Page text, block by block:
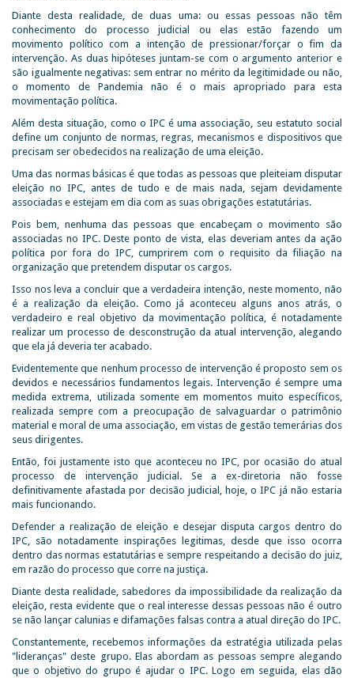
Diante desta realidade, de duas uma: ou essas pessoas não têm
conhecimento do processo judicial ou elas estão fazendo um
movimento político com a intenção de pressionar/forçar o fim da
intervenção. As duas hipóteses juntam-se com o argumento anterior e
são igualmente negativas: sem entrar no mérito da legitimidade ou não,
o momento de Pandemia não é o mais apropriado para esta
movimentação política.
Além desta situação, como o IPC é uma associação, seu estatuto social
define um conjunto de normas, regras, mecanismos e dispositivos que
precisam ser obedecidos na realização de uma eleição.
Uma das normas básicas é que todas as pessoas que pleiteiam disputar
eleição no IPC, antes de tudo e de mais nada, sejam devidamente
associadas e estejam em dia com as suas obrigações estatutárias.
Pois bem, nenhuma das pessoas que encabeçam o movimento são
associadas no IPC. Deste ponto de vista, elas deveriam antes da ação
política por fora do IPC, cumprirem com o requisito da filiação na
organização que pretendem disputar os cargos.
Isso nos leva a concluir que a verdadeira intenção, neste momento, não
é a realização da eleição. Como já aconteceu alguns anos atrás, o
verdadeiro e real objetivo da movimentação política, é notadamente
realizar um processo de desconstrução da atual intervenção, alegando
que ela já deveria ter acabado.
Evidentemente que nenhum processo de intervenção é proposto sem os
devidos e necessários fundamentos legais. Intervenção é sempre uma
medida extrema, utilizada somente em momentos muito específicos,
realizada sempre com a preocupação de salvaguardar o patrimônio
material e moral de uma associação, em vistas de gestão temerárias dos
seus dirigentes.
Então, foi justamente isto que aconteceu no IPC, por ocasião do atual
processo de intervenção judicial. Se a ex-diretoria não fosse
definitivamente afastada por decisão judicial, hoje, o IPC já não estaria
mais funcionando.
Defender a realização de eleição e desejar disputa cargos dentro do
IPC, são notadamente inspirações legitimas, desde que isso ocorra
dentro das normas estatutárias e sempre respeitando a decisão do juiz,
em razão do processo que corre na justiça.
Diante desta realidade, sabedores da impossibilidade da realização da
eleição, resta evidente que o real interesse dessas pessoas não é outro
se não lançar calunias e difamações falsas contra a atual direção do IPC.
Constantemente, recebemos informações da estratégia utilizada pelas
"lideranças" deste grupo. Elas abordam as pessoas sempre alegando
que o objetivo do grupo é ajudar o IPC. Logo em seguida, elas dão